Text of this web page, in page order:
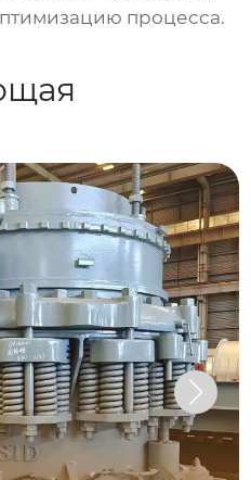
процесса.